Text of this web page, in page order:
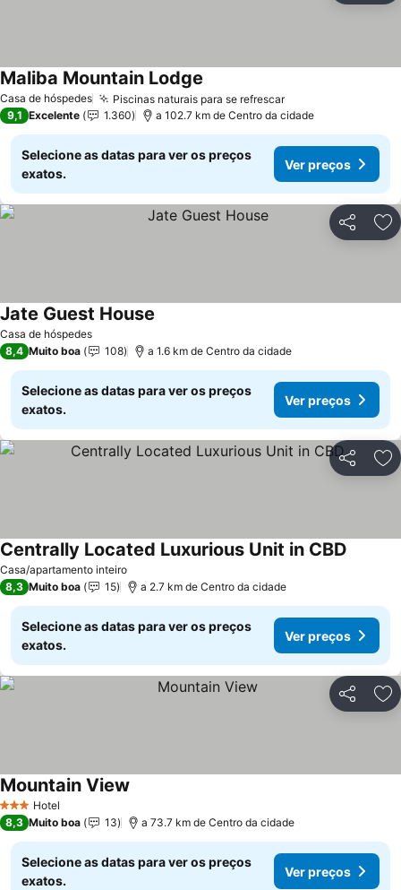
Casa de hóspedes Piscinas naturais para se refrescar
Maliba Mountain Lodge
9,1 Excelente 1.360 a 102.7 km de Centro da cidade
Selecione as datas para ver os preços
exatos.
Ver preços
Partilhar
Casa de hóspedes
Jate Guest House
8,4 Muito boa 108 a 1.6 km de Centro da cidade
Selecione as datas para ver os preços
exatos.
Ver preços
Partilhar
Casa/apartamento inteiro
Centrally Located Luxurious Unit in CBD
8,3 Muito boa 15 a 2.7 km de Centro da cidade
Selecione as datas para ver os preços
exatos.
Ver preços
Partilhar
3 EstrelasHotel
Mountain View
8,3 Muito boa 13 a 73.7 km de Centro da cidade
Selecione as datas para ver os preços
exatos.
Ver preços